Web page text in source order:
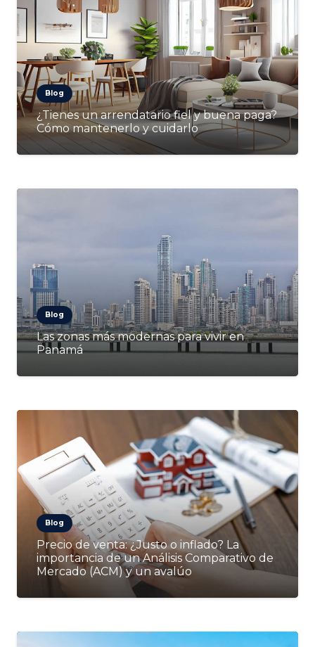
Blog
¿Tienes un arrendatario fiel y buena paga?
Cómo mantenerlo y cuidarlo
Blog
Las zonas más modernas para vivir en
Panamá
Blog
Precio de venta: ¿Justo o inflado? La
importancia de un Análisis Comparativo de
Mercado (ACM) y un avalúo